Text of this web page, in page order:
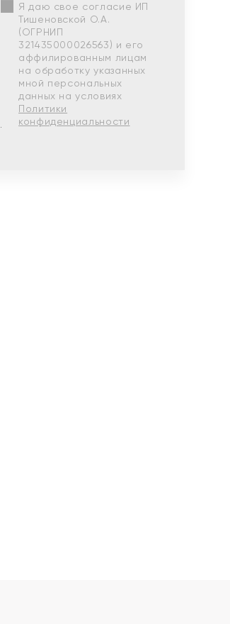
Я даю свое согласие ИП
Тишеновской О.А.
(ОГРНИП
321435000026563) и его
аффилированным лицам
на обработку указанных
мной персональных
данных на условиях
Политики
конфиденциальности